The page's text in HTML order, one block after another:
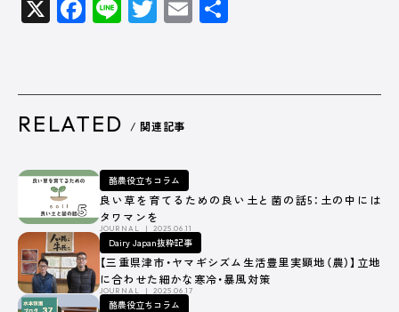
RELATED / 関連記事
酪農役立ちコラム
良い草を育てるための良い土と菌の話5：土の中には
タワマンを
JOURNAL 2025.06.11
Dairy Japan抜粋記事
【三重県津市・ヤマギシズム生活豊里実顕地（農）】立地
に合わせた細かな寒冷・暴風対策
JOURNAL 2025.06.17
酪農役立ちコラム